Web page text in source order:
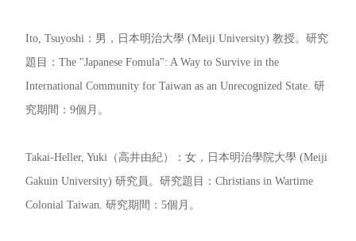
Ito, Tsuyoshi：男，日本明治大學 (Meiji University) 教授。研究
題目：The "Japanese Fomula": A Way to Survive in the
International Community for Taiwan as an Unrecognized State. 研
究期間：9個月。
Takai-Heller, Yuki（高井由紀）：女，日本明治學院大學 (Meiji
Gakuin University) 研究員。研究題目：Christians in Wartime
Colonial Taiwan. 研究期間：5個月。